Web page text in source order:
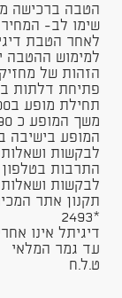
​​הטבה ברכישה
שימו לב-
לאחר הטבת
למימוש ההטבה
הזהות של
פתיחת דלתות בשעה
תחילת מופע ב21:00
משך המופע כ 90 דקות
המופע בישיבה
לבקשות ושאלות
התרבות בטלפון 03-5430777​
לבקשות ושאלות
*2493​
דיגיתל אינו
עד גמר המלאי
ט.ל.ח​​​​​​​​​